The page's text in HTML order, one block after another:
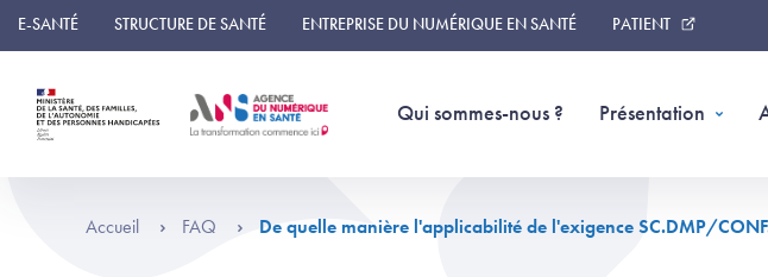
Panneau de gestion des cookies
E-SANTÉ STRUCTURE DE SANTÉ ENTREPRISE DU NUMÉRIQUE EN SANTÉ PATIENT
Qui sommes-nous ? Présentation
Accueil FAQ De quelle manière l'applicabilité de l'exigence SC.DMP/